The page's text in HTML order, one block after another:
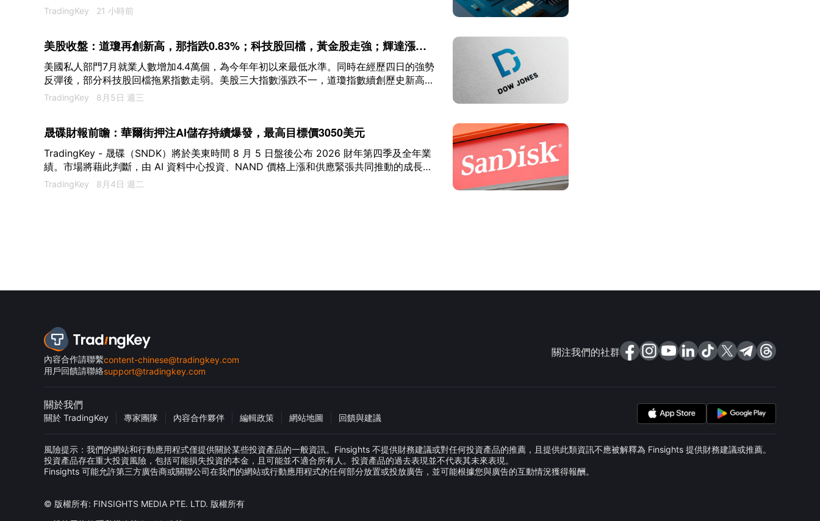
TradingKey 21 小時前
美股收盤：道瓊再創新高，那指跌0.83%；科技股回檔，黃金股走強；輝達漲
3.43%，SpaceX財報後跌13%
美國私人部門7月就業人數增加4.4萬個，為今年年初以來最低水準。同時在經歷四日的強勢
反彈後，部分科技股回檔拖累指數走弱。美股三大指數漲跌不一，道瓊指數續創歷史新高，
黃金股走強。截至收盤，道瓊指數漲0.49%，報54349.12點；那斯達克綜合指數跌
0.83%，報26363.44點；標普500指數跌0.17%，報7723.55點。
TradingKey 8月5日 週三
晟碟財報前瞻：華爾街押注AI儲存持續爆發，最高目標價3050美元
TradingKey - 晟碟（SNDK）將於美東時間 8 月 5 日盤後公布 2026 財年第四季及全年業
績。市場將藉此判斷，由 AI 資料中心投資、NAND 價格上漲和供應緊張共同推動的成長週
期能否延續。
TradingKey 8月4日 週二
內容合作請聯繫content-chinese@tradingkey.com
用戶回饋請聯絡support@tradingkey.com
關注我們的社群
關於我們
關於 TradingKey 專家團隊 內容合作夥伴 編輯政策 網站地圖 回饋與建議
風險提示：我們的網站和行動應用程式僅提供關於某些投資產品的一般資訊。Finsights 不提供財務建議或對任何投資產品的推薦，且提供此類資訊不應被解釋為 Finsights 提供財務建議或推薦。
投資產品存在重大投資風險，包括可能損失投資的本金，且可能並不適合所有人。投資產品的過去表現並不代表其未來表現。
Finsights 可能允許第三方廣告商或關聯公司在我們的網站或行動應用程式的任何部分放置或投放廣告，並可能根據您與廣告的互動情況獲得報酬。
© 版權所有: FINSIGHTS MEDIA PTE. LTD. 版權所有